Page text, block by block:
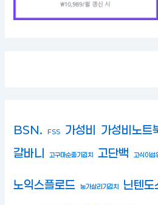
BSN. FSS 가성비 가성비노트
갈바니
고구마순줄기김치 고단백 고식이섬
노익스플로드 농가살리기김치 닌텐도